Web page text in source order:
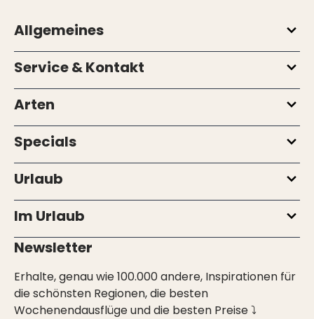
Allgemeines
Service & Kontakt
Arten
Specials
Urlaub
Im Urlaub
Newsletter
Erhalte, genau wie 100.000 andere, Inspirationen für
die schönsten Regionen, die besten
Wochenendausflüge und die besten Preise ⤵